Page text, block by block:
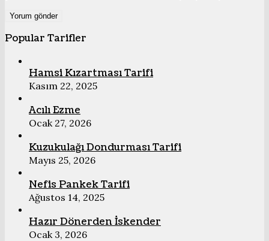
Popular Tarifler
Hamsi Kızartması Tarifi
Kasım 22, 2025
Acılı Ezme
Ocak 27, 2026
Kuzukulağı Dondurması Tarifi
Mayıs 25, 2026
Nefis Pankek Tarifi
Ağustos 14, 2025
Hazır Dönerden İskender
Ocak 3, 2026